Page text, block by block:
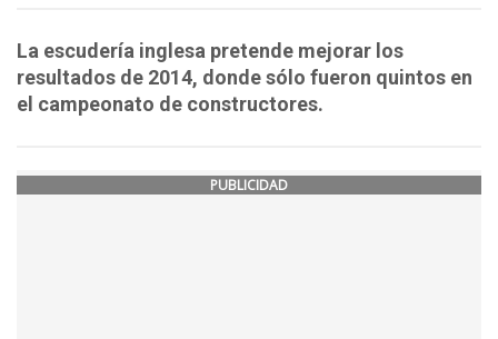
La escudería inglesa pretende mejorar los
resultados de 2014, donde sólo fueron quintos en
el campeonato de constructores.
PUBLICIDAD